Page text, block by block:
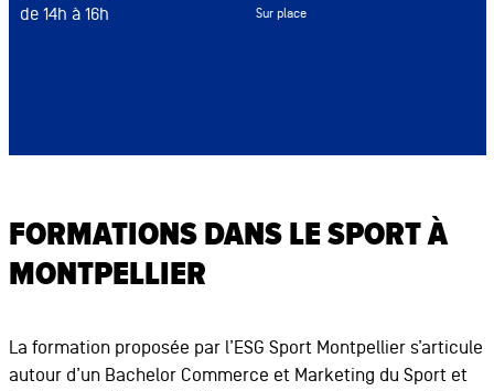
de 14h à 16h Sur place
FORMATIONS DANS LE SPORT À
MONTPELLIER
La formation proposée par l’ESG Sport Montpellier s’articule
autour d’un Bachelor Commerce et Marketing du Sport et